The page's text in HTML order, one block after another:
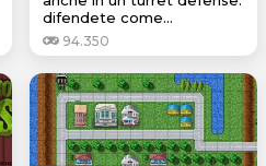
difendete come...
94.350